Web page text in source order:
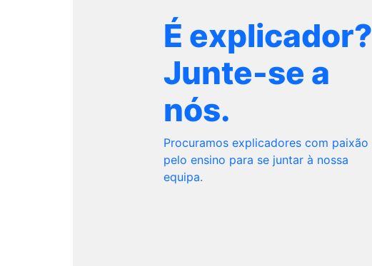
É explicador?
Junte-se a
nós.
Procuramos explicadores com paixão
pelo ensino para se juntar à nossa
equipa.